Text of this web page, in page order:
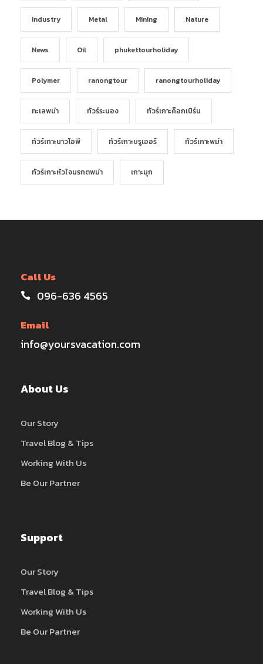
Industry Metal Mining Nature
News Oil phukettourholiday
Polymer ranongtour ranongtourholiday
ทะเลพม่า ทัวร์ระนอง ทัวร์เกาะค๊อกเบิร์น
ทัวร์เกาะนาวโอพี ทัวร์เกาะบรูเออร์ ทัวร์เกาะพม่า
ทัวร์เกาะหัวใจมรกตพม่า เกาะมุก
Call Us
096-636 4565
Email
info@yoursvacation.com
About Us
Our Story
Travel Blog & Tips
Working With Us
Be Our Partner
Support
Our Story
Travel Blog & Tips
Working With Us
Be Our Partner